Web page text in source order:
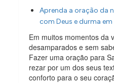
Aprenda a oração da
com Deus e durma
Em muitos momentos da
desamparados e sem
Fazer uma oração para
rezar por um dos seus
conforto para o seu